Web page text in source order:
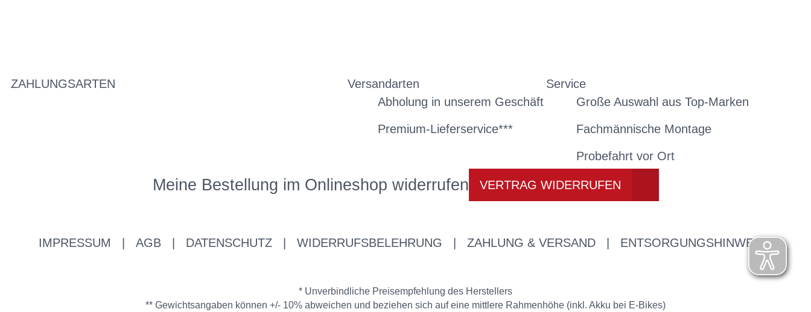
ZAHLUNGSARTEN
Versandarten
Abholung in unserem Geschäft
Premium-Lieferservice***
Service
Große Auswahl aus Top-Marken
Fachmännische Montage
Probefahrt vor Ort
Meine Bestellung im Onlineshop widerrufen VERTRAG WIDERRUFEN
IMPRESSUM AGB DATENSCHUTZ WIDERRUFSBELEHRUNG ZAHLUNG & VERSAND ENTSORGUNGSHINWEISE
* Unverbindliche Preisempfehlung des Herstellers
** Gewichtsangaben können +/- 10% abweichen und beziehen sich auf eine mittlere Rahmenhöhe (inkl. Akku bei E-Bikes)